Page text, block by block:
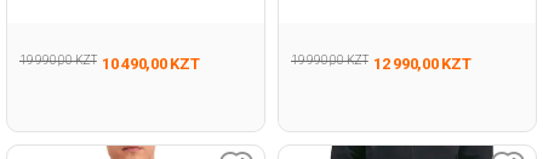
19 990,00 KZT 10 490,00 KZT 19 990,00 KZT 12 990,00 KZT